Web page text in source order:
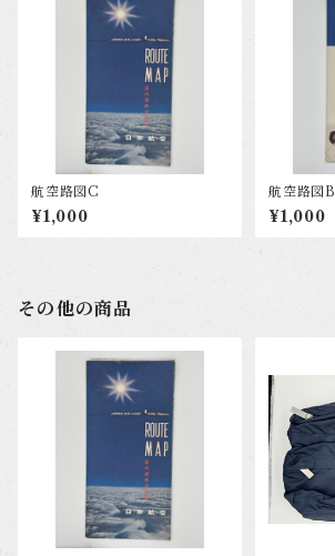
航空路図C
¥1,000
航空路図B
¥1,000
その他の商品